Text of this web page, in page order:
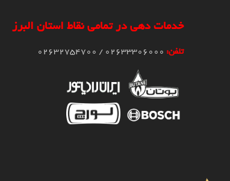
خدمات دهی در تمامی نقاط استان البرز
تلفن: